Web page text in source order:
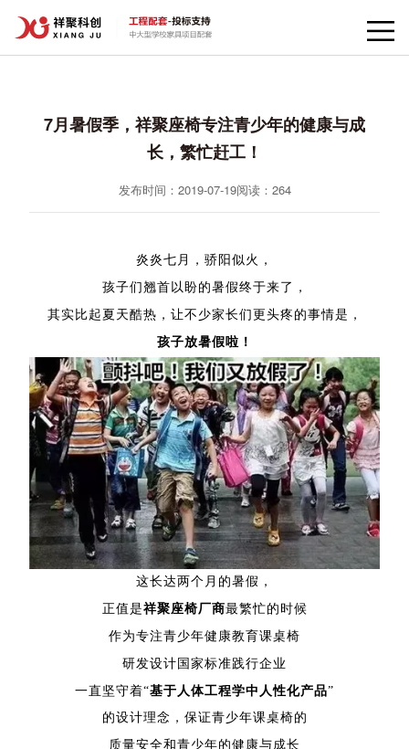
7月暑假季，祥聚座椅专注青少年的健康与成
长，繁忙赶工！
发布时间：2019-07-19阅读： 264
炎炎七月，骄阳似火，
孩子们翘首以盼的暑假终于来了，
其实比起夏天酷热，让不少家长们更头疼的事情是，
孩子放暑假啦！
这长达两个月的暑假，
正值是祥聚座椅厂商最繁忙的时候
作为专注青少年健康教育课桌椅
研发设计国家标准践行企业
一直坚守着“基于人体工程学中 人性化产品”
的设计理念，保证青少年课桌椅的
质量安全和青少年的健康与成长